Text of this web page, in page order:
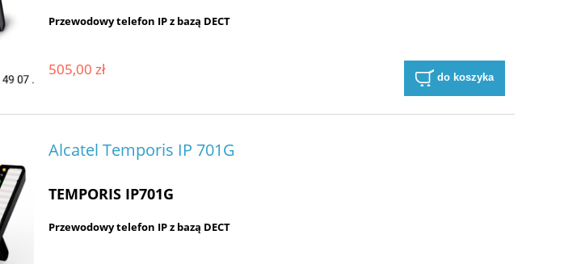
Przewodowy telefon IP z bazą DECT
505,00 zł do koszyka
Alcatel Temporis IP 701G
TEMPORIS IP701G
Przewodowy telefon IP z bazą DECT